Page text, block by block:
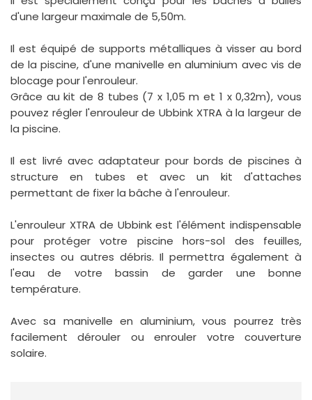
d'une largeur maximale de 5,50m.
Il est équipé de supports métalliques à visser au bord
de la piscine, d'une manivelle en aluminium avec vis de
blocage pour l'enrouleur.
Grâce au kit de 8 tubes (7 x 1,05 m et 1 x 0,32m), vous
pouvez régler l'enrouleur de Ubbink XTRA à la largeur de
la piscine.
Il est livré avec adaptateur pour bords de piscines à
structure en tubes et avec un kit d'attaches
permettant de fixer la bâche à l'enrouleur.
L'enrouleur XTRA de Ubbink est l'élément indispensable
pour protéger votre piscine hors-sol des feuilles,
insectes ou autres débris. Il permettra également à
l'eau de votre bassin de garder une bonne
température.
Avec sa manivelle en aluminium, vous pourrez très
facilement dérouler ou enrouler votre couverture
solaire.